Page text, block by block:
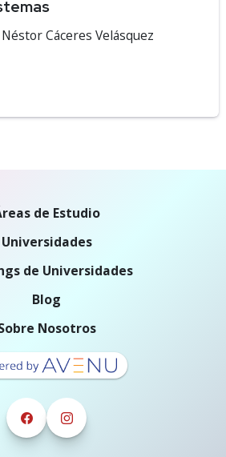
Cáceres Velásquez
de Estudio
Universidades
de Universidades
Blog
Nosotros